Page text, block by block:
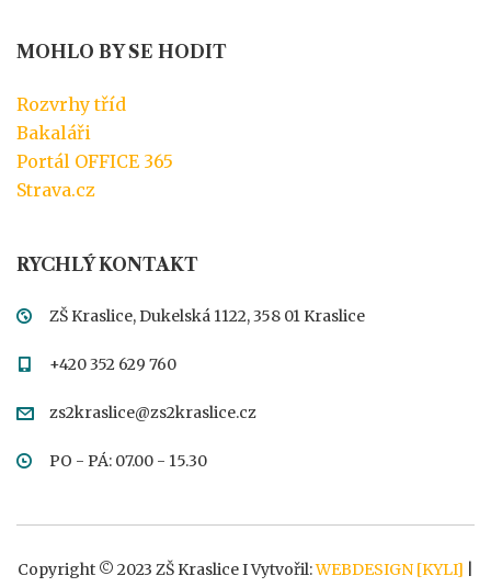
MOHLO BY SE HODIT
Rozvrhy tříd
Bakaláři
Portál OFFICE 365
Strava.cz
RYCHLÝ KONTAKT
ZŠ Kraslice, Dukelská 1122, 358 01 Kraslice
+420 352 629 760
zs2kraslice@zs2kraslice.cz
PO - PÁ: 07.00 - 15.30
Copyright © 2023 ZŠ Kraslice I Vytvořil:WEBDESIGN [KYLI]